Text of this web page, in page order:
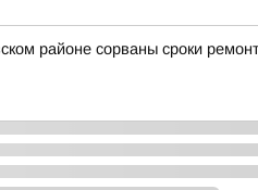
районе сорваны сроки